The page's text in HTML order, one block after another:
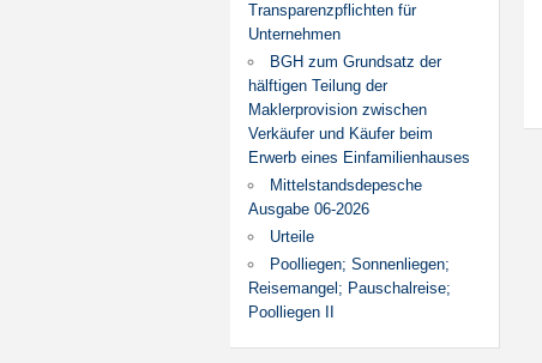
Transparenzpflichten für
Unternehmen
BGH zum Grundsatz der
hälftigen Teilung der
Maklerprovision zwischen
Verkäufer und Käufer beim
Erwerb eines Einfamilienhauses
Mittelstandsdepesche
Ausgabe 06-2026
Urteile
Poolliegen; Sonnenliegen;
Reisemangel; Pauschalreise;
Poolliegen II